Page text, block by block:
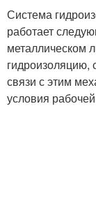
Система
работает
металлическом
гидроизоляцию,
связи с этим
условия